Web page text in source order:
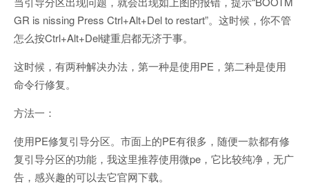
GR is nissing Press Ctrl+Alt+Del to restart”。这时候，你不管
怎么按Ctrl+Alt+Del键重启都无济于事。
这时候，有两种解决办法，第一种是使用PE，第二种是使用
命令行修复。
方法一：
使用PE修复引导分区。市面上的PE有很多，随便一款都有修
复引导分区的功能，我这里推荐使用微pe，它比较纯净，无广
告，感兴趣的可以去它官网下载。